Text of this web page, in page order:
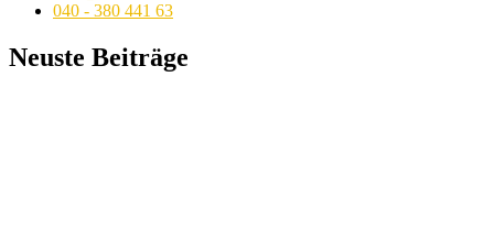
040 - 380 441 63
Neuste Beiträge